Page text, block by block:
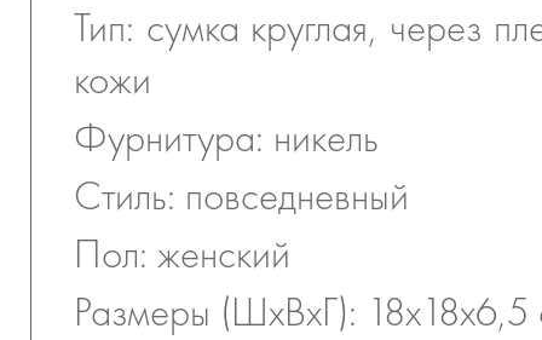
Тип: сумка круглая, через
кожи
Фурнитура: никель
Стиль: повседневный
Пол: женский
Размеры (ШхВхГ): 18х18х6,5